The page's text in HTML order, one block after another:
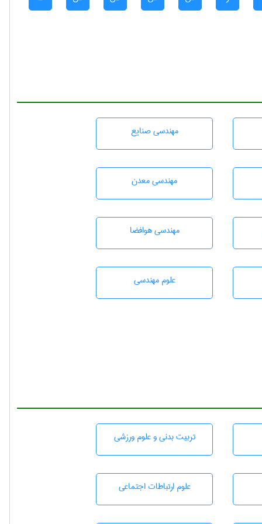
مهندسی صنايع
مهندسی معدن
مهندسی هوافضا
علوم مهندسی
تربيت بدنی و علوم ورزشی
علوم ارتباطات اجتماعی